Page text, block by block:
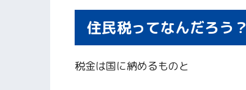
住民税ってなんだろう？
税金は国に納めるものと